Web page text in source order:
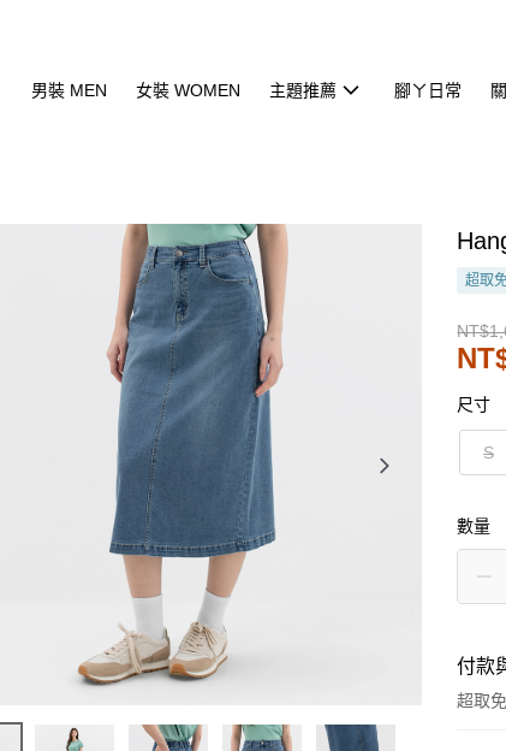
男裝 MEN 女裝 WOMEN 主題推薦 腳ㄚ日常
超取
尺寸
S
數量
付款
超取